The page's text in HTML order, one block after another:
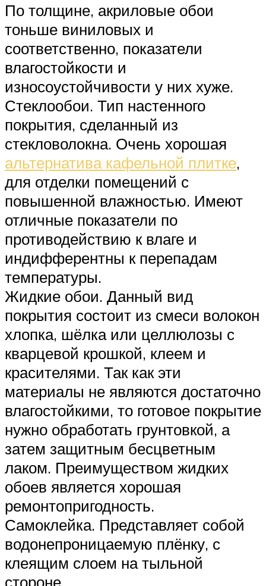
По толщине, акриловые обои
тоньше виниловых и
соответственно, показатели
влагостойкости и
износоустойчивости у них хуже.
Стеклообои. Тип настенного
покрытия, сделанный из
стекловолокна. Очень хорошая
альтернатива кафельной плитке,
для отделки помещений с
повышенной влажностью. Имеют
отличные показатели по
противодействию к влаге и
индифферентны к перепадам
температуры.
Жидкие обои. Данный вид
покрытия состоит из смеси волокон
хлопка, шёлка или целлюлозы с
кварцевой крошкой, клеем и
красителями. Так как эти
материалы не являются достаточно
влагостойкими, то готовое покрытие
нужно обработать грунтовкой, а
затем защитным бесцветным
лаком. Преимуществом жидких
обоев является хорошая
ремонтопригодность.
Самоклейка. Представляет собой
водонепроницаемую плёнку, с
клеящим слоем на тыльной
стороне.